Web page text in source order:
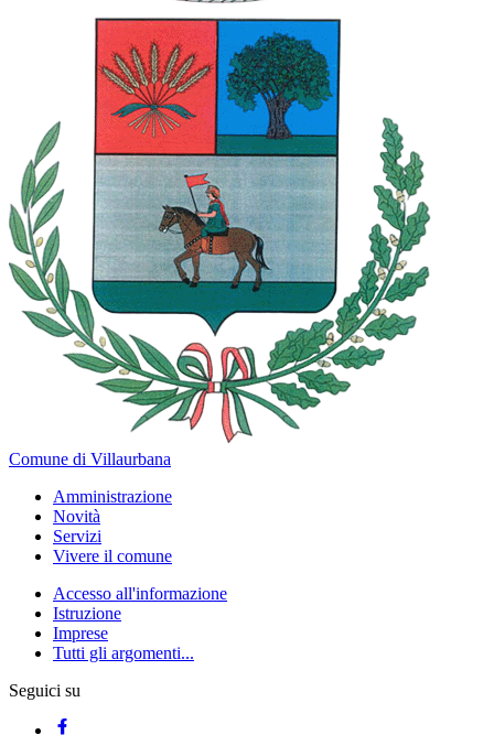
Comune di Villaurbana
Amministrazione
Novità
Servizi
Vivere il comune
Accesso all'informazione
Istruzione
Imprese
Tutti gli argomenti...
Seguici su